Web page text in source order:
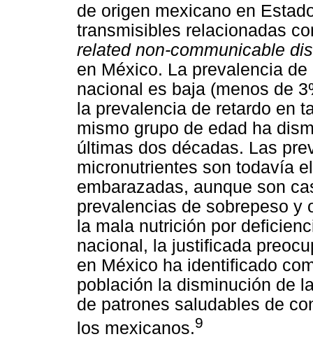
de origen mexicano en
transmisibles relacionadas
related non-communicable
en México. La prevalencia
nacional es baja (menos de
la prevalencia de retardo en
mismo grupo de edad ha
últimas dos décadas. Las
micronutrientes son todavía
embarazadas, aunque son
prevalencias de sobrepeso y
la mala nutrición por
nacional, la justificada
en México ha identificado
población la disminución de
de patrones saludables de
los mexicanos.9